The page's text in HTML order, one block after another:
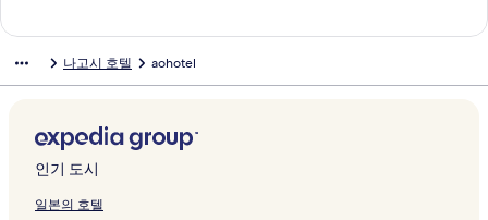
i
c
i
a
l
링
크
지
를
링
크
o
&
S
p
a
는
링
를
여
크
l
페
이
지
를
C
b
페
이
지
t
i
n
a
w
O
k
a
w
a
페
페
를
여
는
링
W
e
n
e
s
s
Y
B
A
R
U
O
n
a
w
a
N
o
페
이
지
O
n
a
w
a
s
t
O
k
i
e
l
l
a
S
a
m
a
페
이
페
이
여
는
링
크
a
r
a
n
o
Y
a
d
a
s
나고시 호텔 aohotel
인기 도시
일본의 호텔